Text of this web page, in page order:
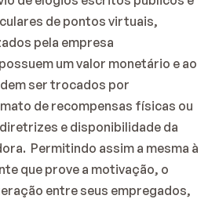
de pontos virtuais,
pela empresa
um valor monetário e ao
ser trocados por
de recompensas físicas ou
e disponibilidade da
Permitindo assim a mesma à
que prove a motivação, o
entre seus empregados,